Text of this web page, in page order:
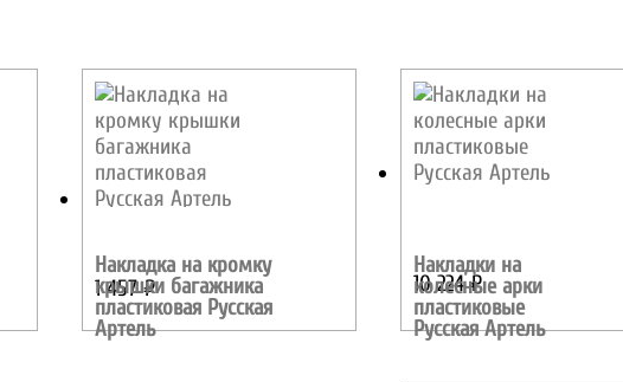
Накладка на кромку
крышки багажника
пластиковая Русская
Артель
1 457₽
Накладки на
колесные арки
пластиковые
Русская Артель
10 224₽